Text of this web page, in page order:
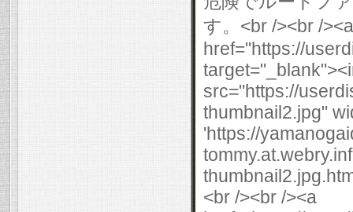
す。<br /><br /><a
href="https://
src="https://
thumbnail2.jpg"
'https://
<br /><br /><a